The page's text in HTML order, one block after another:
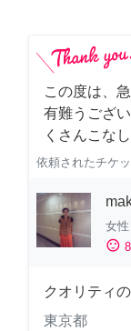
この度は、
有難うござ
くさんこな
依頼されたチケッ
女性
sentiment_satisfied
クオリティ
東京都